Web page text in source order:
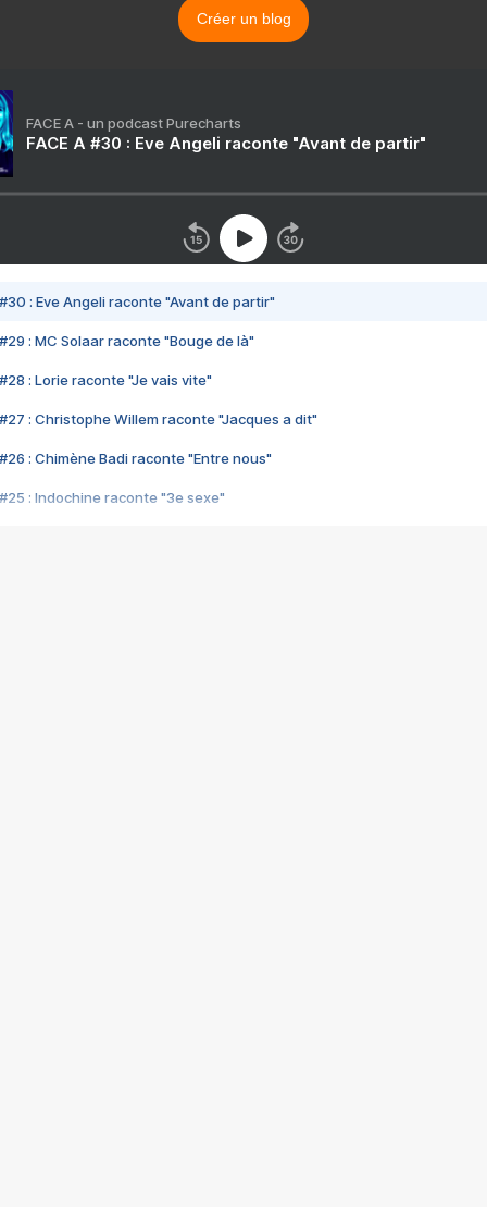
Créer un blog
FACE A - un podcast Purecharts
FACE A #30 : Eve Angeli raconte "Avant de partir"
#30 : Eve Angeli raconte "Avant de partir"
#29 : MC Solaar raconte "Bouge de là"
#28 : Lorie raconte "Je vais vite"
#27 : Christophe Willem raconte "Jacques a dit"
#26 : Chimène Badi raconte "Entre nous"
#25 : Indochine raconte "3e sexe"